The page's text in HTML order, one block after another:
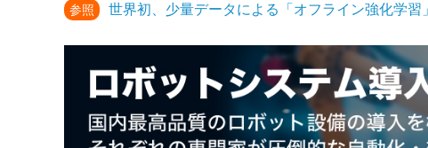
参照 世界初、少量データによる「オフライン強化学